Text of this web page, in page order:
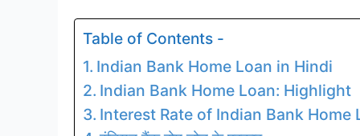
Table of Contents -
Indian Bank Home Loan in Hindi
Indian Bank Home Loan: Highlight
Interest Rate of Indian Bank Home